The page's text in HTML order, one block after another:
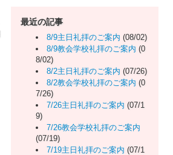
最近の記事
8/9主日礼拝のご案内 (08/02)
8/9教会学校礼拝のご案内 (0
8/02)
8/2主日礼拝のご案内 (07/26)
8/2教会学校礼拝のご案内 (0
7/26)
7/26主日礼拝のご案内 (07/1
9)
7/26教会学校礼拝のご案内
(07/19)
7/19主日礼拝のご案内 (07/1